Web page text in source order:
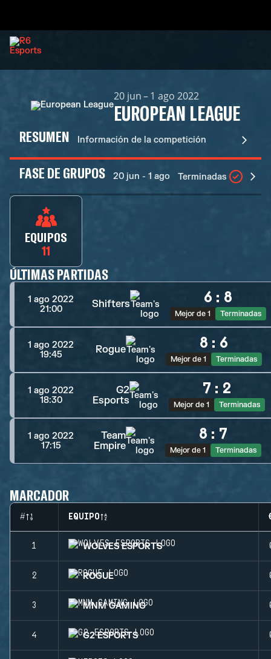
20 jun – 1 ago 2022
EUROPEAN LEAGUE
RESUMEN Información de la competición
FASE DE GRUPOS 20 jun - 1 ago Terminadas
EQUIPOS
11
ÚLTIMAS PARTIDAS
1 ago 2022
21:00
Shifters 6 : 8
Mejor de 1 Terminadas
1 ago 2022
19:45
Rogue 8 : 6
Mejor de 1 Terminadas
1 ago 2022
18:30
G2
Esports
7 : 2
Mejor de 1 Terminadas
1 ago 2022
17:15
Team
Empire
8 : 7
Mejor de 1 Terminadas
MARCADOR
# EQUIPO
1 WOLVES ESPORTS
2 ROGUE
3 MNM GAMING
4 G2 ESPORTS